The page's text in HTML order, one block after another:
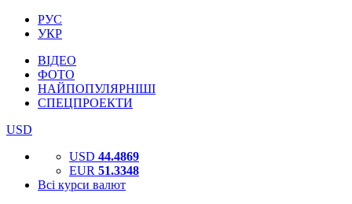
РУС
УКР
ВІДЕО
ФОТО
НАЙПОПУЛЯРНІШІ
СПЕЦПРОЕКТИ
USD
USD 44.4869
EUR 51.3348
Всі курси валют